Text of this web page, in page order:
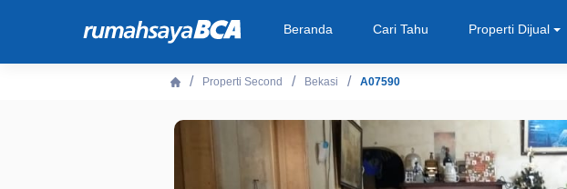
Beranda Cari Tahu Properti Dijual
Properti Second Bekasi A07590